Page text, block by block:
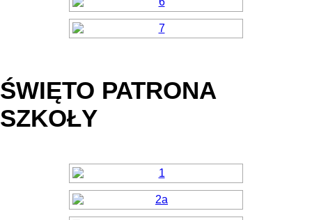
ŚWIĘTO PATRONA
SZKOŁY